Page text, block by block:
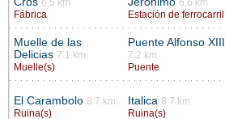
6.5 km
Fábrica
6.6 km
Estación de ferrocarril
Muelle de las
Delicias 7.1 km
Muelle(s)
Puente Alfonso XIII
7.2 km
Puente
El Carambolo 8.7 km
Ruina(s)
Italica 8.7 km
Ruina(s)